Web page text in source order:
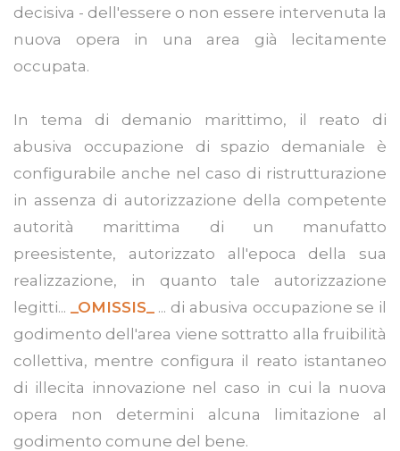
decisiva - dell'essere o non essere intervenuta la
nuova opera in una area già lecitamente
occupata.
In tema di demanio marittimo, il reato di
abusiva occupazione di spazio demaniale è
configurabile anche nel caso di ristrutturazione
in assenza di autorizzazione della competente
autorità marittima di un manufatto
preesistente, autorizzato all'epoca della sua
realizzazione, in quanto tale autorizzazione
legitti...
_OMISSIS_
... di abusiva occupazione se il
godimento dell'area viene sottratto alla fruibilità
collettiva, mentre configura il reato istantaneo
di illecita innovazione nel caso in cui la nuova
opera non determini alcuna limitazione al
godimento comune del bene.